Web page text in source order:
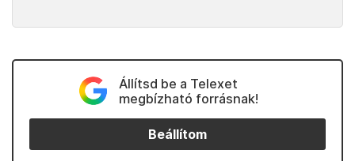
Állítsd be a Telexet
megbízható forrásnak!
Beállítom